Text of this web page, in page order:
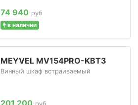
74 940 руб
в наличии
MEYVEL MV154PRO-KBT3
Винный шкаф встраиваемый
201 200 руб